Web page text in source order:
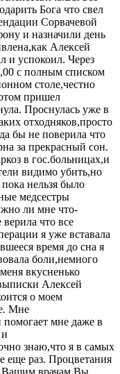
Бога что свел
Сорвачевой
и назначили день
Алексей
и успокоил. Через
с полным списком
столе,честно
пришел
Проснулась уже в
отходняков,просто
бы не поверила что
за прекрасный сон.
в гос.больницах,и
видимо убить,но
нельзя было
медсестры
ли мне что-
что все
я уже вставала
время до сна я
боли,немного
вкусненько
Алексей
о моем
Мне
помогает мне даже в
знаю,что я в самых
еще раз. Процветания
Вашим врачам.Вы